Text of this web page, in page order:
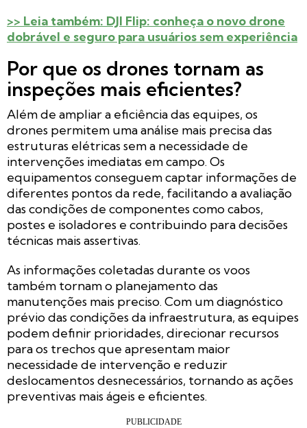
>> Leia também: DJI Flip: conheça o novo drone
dobrável e seguro para usuários sem experiência
Por que os drones tornam as
inspeções mais eficientes?
Além de ampliar a eficiência das equipes, os
drones permitem uma análise mais precisa das
estruturas elétricas sem a necessidade de
intervenções imediatas em campo. Os
equipamentos conseguem captar informações de
diferentes pontos da rede, facilitando a avaliação
das condições de componentes como cabos,
postes e isoladores e contribuindo para decisões
técnicas mais assertivas.
As informações coletadas durante os voos
também tornam o planejamento das
manutenções mais preciso. Com um diagnóstico
prévio das condições da infraestrutura, as equipes
podem definir prioridades, direcionar recursos
para os trechos que apresentam maior
necessidade de intervenção e reduzir
deslocamentos desnecessários, tornando as ações
preventivas mais ágeis e eficientes.